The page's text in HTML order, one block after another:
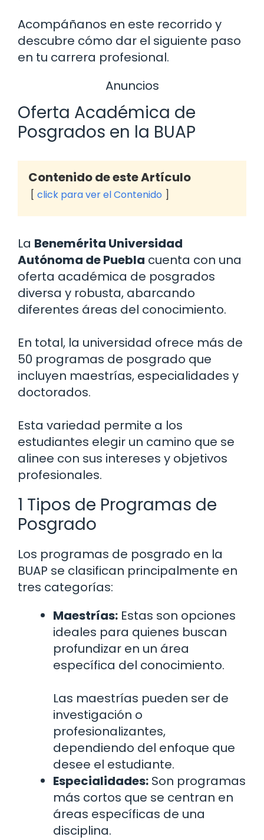
Acompáñanos en este recorrido y
descubre cómo dar el siguiente paso
en tu carrera profesional.
Anuncios
Oferta Académica de
Posgrados en la BUAP
Contenido de este Artículo
click para ver el Contenido
La Benemérita Universidad
Autónoma de Puebla cuenta con una
oferta académica de posgrados
diversa y robusta, abarcando
diferentes áreas del conocimiento.
En total, la universidad ofrece más de
50 programas de posgrado que
incluyen maestrías, especialidades y
doctorados.
Esta variedad permite a los
estudiantes elegir un camino que se
alinee con sus intereses y objetivos
profesionales.
1 Tipos de Programas de
Posgrado
Los programas de posgrado en la
BUAP se clasifican principalmente en
tres categorías:
Maestrías: Estas son opciones
ideales para quienes buscan
profundizar en un área
específica del conocimiento.
Las maestrías pueden ser de
investigación o
profesionalizantes,
dependiendo del enfoque que
desee el estudiante.
Especialidades: Son programas
más cortos que se centran en
áreas específicas de una
disciplina.